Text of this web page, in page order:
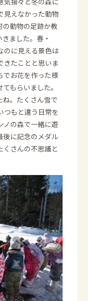
見えなかった動物
の動物の足跡か教
ました。春・
のに見える景色は
きたことと思いま
でお花を作った様
もらいました。
ね。たくさん雪で
つもと違う日常を
ノの森で一緒に遊
後に記念のメダル
くさんの不思議と